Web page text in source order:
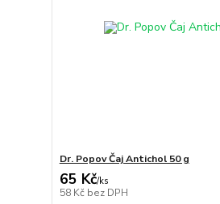
Dr. Popov Čaj Antichol 50 g
65 Kč/ks
58 Kč bez DPH